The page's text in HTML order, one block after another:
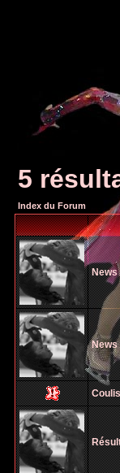
5
Index du Forum
News
News